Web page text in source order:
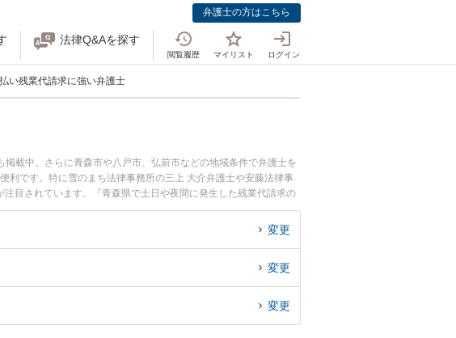
弁護士の方はこちら
法律Q&Aを探す
閲覧履歴 マイリスト ログイン
い残業代請求に強い弁護士
載中。さらに青森市や八戸市、弘前市などの地域条件で弁護士を
利です。特に雪のまち法律事務所の三上 大介弁護士や安藤法律事
目されています。『青森県で土日や夜間に発生した残業代請求の
』『初回相談無料で残業代請求を法律相談できる青森県内の弁護士
変更
変更
変更